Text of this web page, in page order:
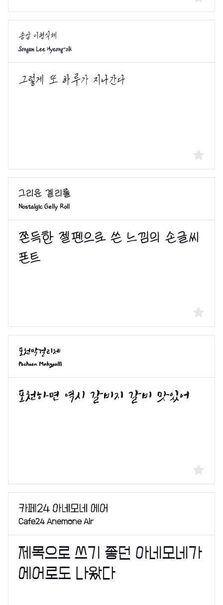
Songam Lee Hyeong-sik
Nostalgic Gelly Roll
Pocheon Makgeolli
Cafe24 Anemone Air